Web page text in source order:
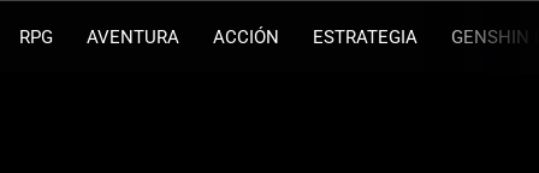
RPG AVENTURA ACCIÓN ESTRATEGIA GENSHIN